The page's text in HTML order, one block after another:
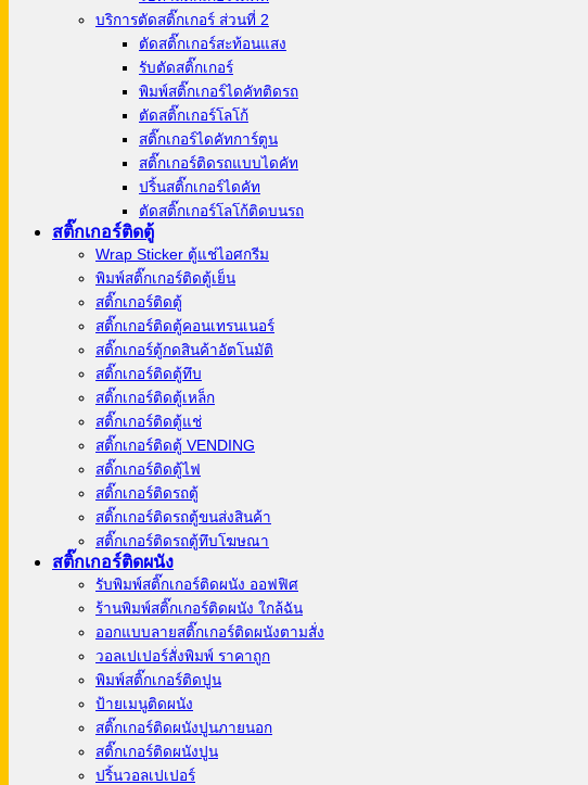
บริการตัดสติ๊กเกอร์ ส่วนที่ 2
ตัดสติ๊กเกอร์สะท้อนแสง
รับตัดสติ๊กเกอร์
พิมพ์สติ๊กเกอร์ไดคัทติดรถ
ตัดสติ๊กเกอร์โลโก้
สติ๊กเกอร์ไดคัทการ์ตูน
สติ๊กเกอร์ติดรถแบบไดคัท
ปริ้นสติ๊กเกอร์ไดคัท
ตัดสติ๊กเกอร์โลโก้ติดบนรถ
สติ๊กเกอร์ติดตู้
Wrap Sticker ตู้แช่ไอศกรีม
พิมพ์สติ๊กเกอร์ติดตู้เย็น
สติ๊กเกอร์ติดตู้
สติ๊กเกอร์ติดตู้คอนเทรนเนอร์
สติ๊กเกอร์ตู้กดสินค้าอัตโนมัติ
สติ๊กเกอร์ติดตู้ทึบ
สติ๊กเกอร์ติดตู้เหล็ก
สติ๊กเกอร์ติดตู้แช่
สติ๊กเกอร์ติดตู้ VENDING
สติ๊กเกอร์ติดตู้ไฟ
สติ๊กเกอร์ติดรถตู้
สติ๊กเกอร์ติดรถตู้ขนส่งสินค้า
สติ๊กเกอร์ติดรถตู้ทึบโฆษณา
สติ๊กเกอร์ติดผนัง
รับพิมพ์สติ๊กเกอร์ติดผนัง ออฟฟิศ
ร้านพิมพ์สติ๊กเกอร์ติดผนัง ใกล้ฉัน
ออกแบบลายสติ๊กเกอร์ติดผนังตามสั่ง
วอลเปเปอร์สั่งพิมพ์ ราคาถูก
พิมพ์สติ๊กเกอร์ติดปูน
ป้ายเมนูติดผนัง
สติ๊กเกอร์ติดผนังปูนภายนอก
สติ๊กเกอร์ติดผนังปูน
ปริ้นวอลเปเปอร์